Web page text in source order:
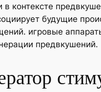
контексте
будущие
игровые
предвкушений.